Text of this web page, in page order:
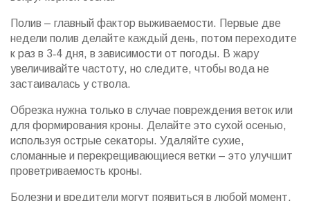
Полив – главный фактор выживаемости. Первые две
недели полив делайте каждый день, потом переходите
к раз в 3‑4 дня, в зависимости от погоды. В жару
увеличивайте частоту, но следите, чтобы вода не
застаивалась у ствола.
Обрезка нужна только в случае повреждения веток или
для формирования кроны. Делайте это сухой осенью,
используя острые секаторы. Удаляйте сухие,
сломанные и перекрещивающиеся ветки – это улучшит
проветриваемость кроны.
Болезни и вредители могут появиться в любой момент.